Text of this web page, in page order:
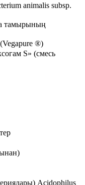
animalis subsp.
тамырының
®)
S» (смесь
Acidophilus